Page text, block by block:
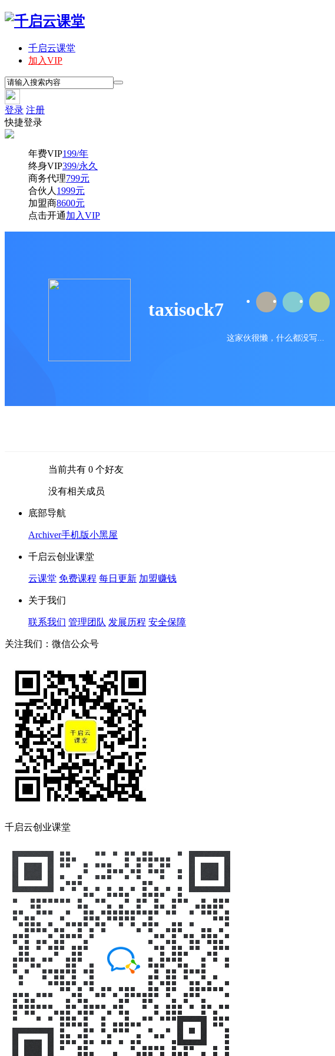
千启云课堂
加入VIP
登录 注册
快捷登录
年费VIP199/年
终身VIP399/永久
商务代理799元
合伙人 1999元
加盟商8600元
点击开通加入VIP
taxisock7
这家伙很懒，什么都没写...
当前共有 0 个好友
没有相关成员
底部导航
Archiver手机版小黑屋
千启云创业课堂
云课堂 免费课程 每日更新 加盟赚钱
关于我们
联系我们 管理团队 发展历程 安全保障
关注我们：微信公众号
千启云创业课堂